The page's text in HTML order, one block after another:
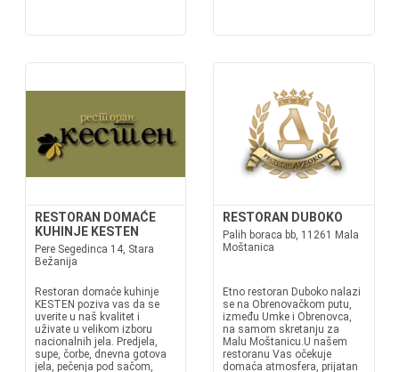
RESTORAN DOMAĆE
KUHINJE KESTEN
Pere Segedinca 14, Stara
Bežanija
Restoran domaće kuhinje
KESTEN poziva vas da se
uverite u naš kvalitet i
uživate u velikom izboru
nacionalnih jela. Predjela,
supe, čorbe, dnevna gotova
jela, pečenja pod sačom,
RESTORAN DUBOKO
Palih boraca bb, 11261 Mala
Moštanica
Etno restoran Duboko nalazi
se na Obrenovačkom putu,
između Umke i Obrenovca,
na samom skretanju za
Malu Moštanicu.U našem
restoranu Vas očekuje
domaća atmosfera, prijatan